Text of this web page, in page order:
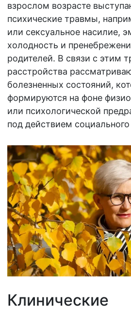
взрослом возрасте
психические травмы,
или сексуальное насилие,
холодность и
родителей. В связи с этим
расстройства
болезненных состояний,
формируются на фоне
или психологической
под действием социального
Клинические